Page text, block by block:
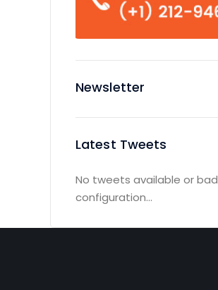
Newsletter
Latest Tweets
No tweets available or bad
configuration...